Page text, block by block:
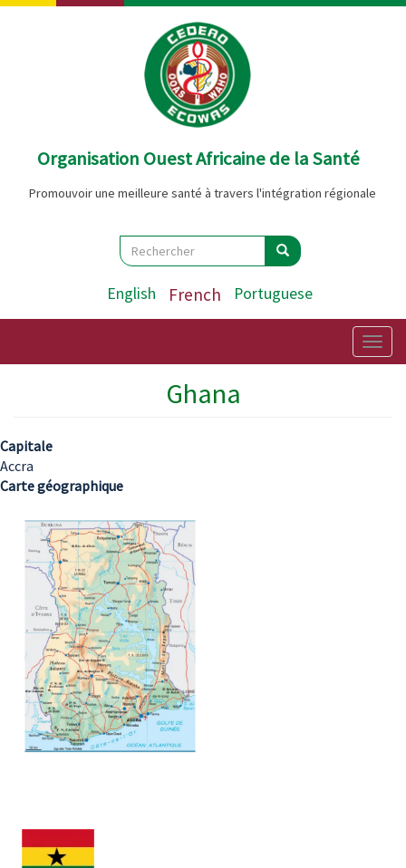
Aller
Organisation Ouest Africaine de la Santé
Promouvoir une meilleure santé à travers l'intégration régionale
Search
Rechercher Rechercher
English French Portuguese
Ghana
Capitale
Accra
Carte géographique
Image